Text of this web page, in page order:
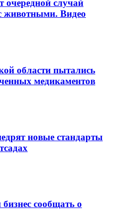
очередной случай
животными. Видео
области пытались
медикаментов
новые стандарты
сообщать о